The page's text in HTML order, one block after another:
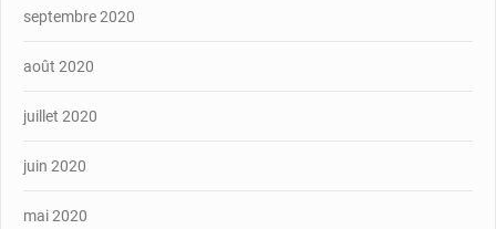
septembre 2020
août 2020
juillet 2020
juin 2020
mai 2020